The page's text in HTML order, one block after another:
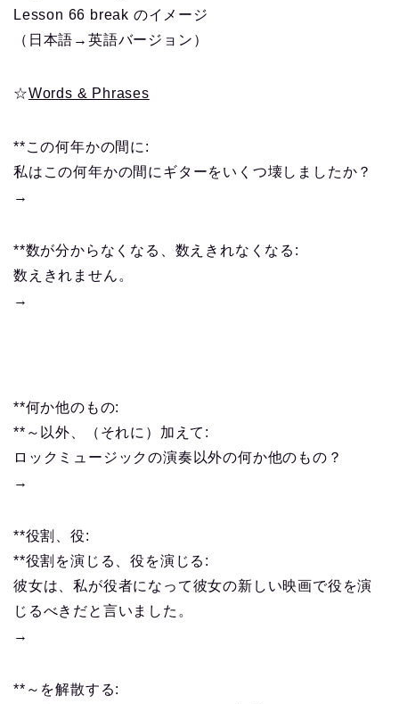
Lesson 66 break のイメージ
（日本語→英語バージョン）
☆Words & Phrases
**この何年かの間に:
私はこの何年かの間にギターをいくつ壊しましたか？
→
**数が分からなくなる、数えきれなくなる:
数えきれません。
→
**何か他のもの:
**～以外、（それに）加えて:
ロックミュージックの演奏以外の何か他のもの？
→
**役割、役:
**役割を演じる、役を演じる:
彼女は、私が役者になって彼女の新しい映画で役を演
じるべきだと言いました。
→
**～を解散する: